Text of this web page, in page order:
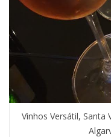
Vinhos Versátil, Santa